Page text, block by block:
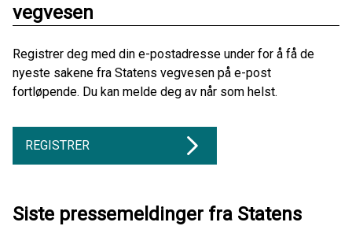
vegvesen
Registrer deg med din e-postadresse under for å få de
nyeste sakene fra Statens vegvesen på e-post
fortløpende. Du kan melde deg av når som helst.
REGISTRER
Siste pressemeldinger fra Statens